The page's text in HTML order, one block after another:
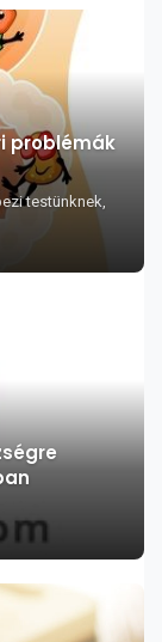
problémák
testünknek,